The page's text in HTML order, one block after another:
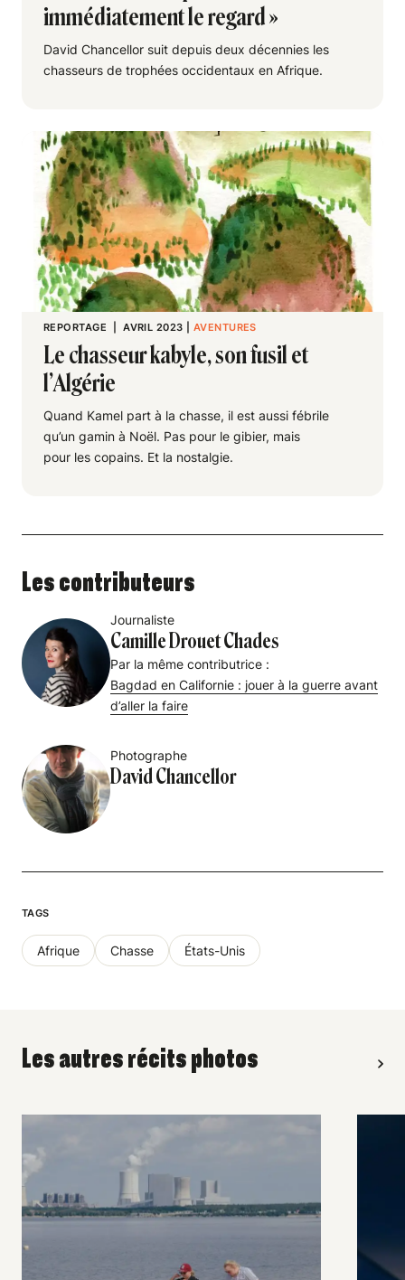
immédiatement le regard »
David Chancellor suit depuis deux décennies les
chasseurs de trophées occidentaux en Afrique.
REPORTAGE | AVRIL 2023 AVENTURES
Le chasseur kabyle, son fusil et
l’Algérie
Quand Kamel part à la chasse, il est aussi fébrile
qu’un gamin à Noël. Pas pour le gibier, mais
pour les copains. Et la nostalgie.
Les contributeurs
Journaliste
Camille Drouet Chades
Par la même contributrice :
Bagdad en Californie : jouer à la guerre avant
d’aller la faire
Photographe
David Chancellor
TAGS
Afrique Chasse États-Unis
Les autres récits photos